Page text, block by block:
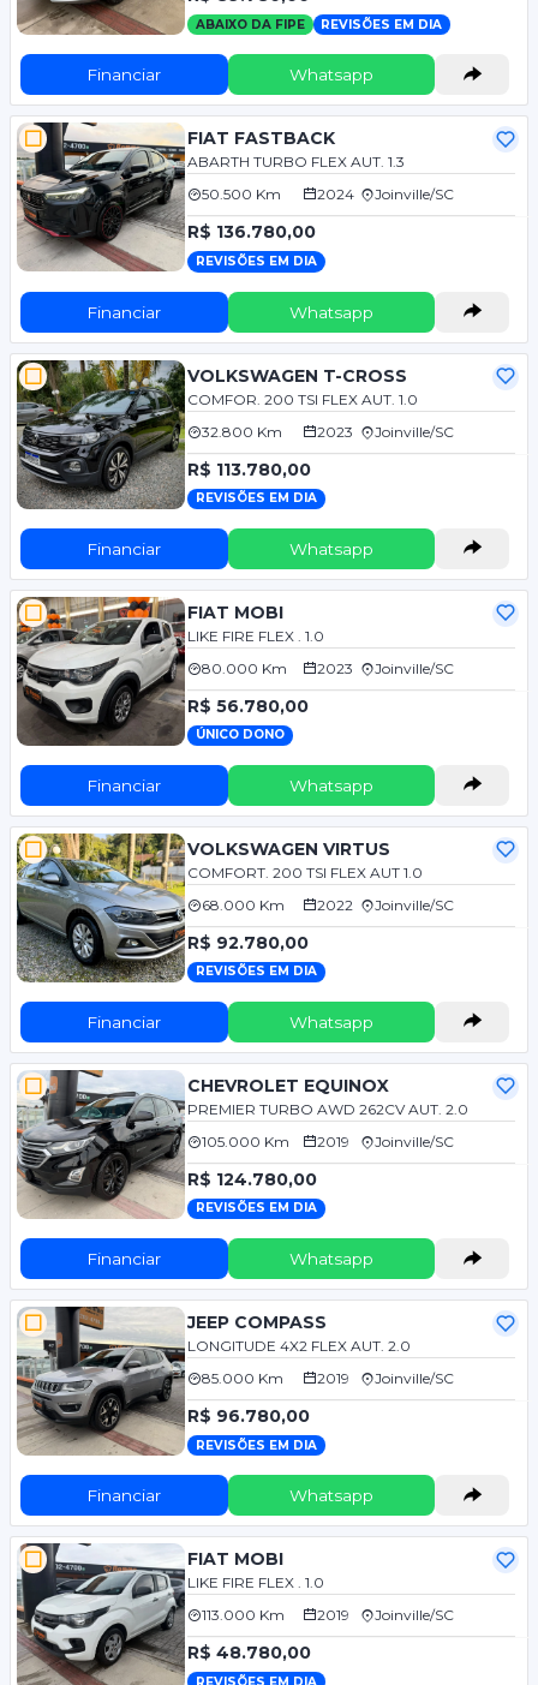
ABAIXO DA FIPE REVISÕES EM DIA
Financiar Whatsapp
FIAT FASTBACK
ABARTH TURBO FLEX AUT. 1.3
50.500 Km
2024 Joinville/SC
R$ 136.780,00
REVISÕES EM DIA
Financiar Whatsapp
VOLKSWAGEN T-CROSS
COMFOR. 200 TSI FLEX AUT. 1.0
32.800 Km
2023 Joinville/SC
R$ 113.780,00
REVISÕES EM DIA
Financiar Whatsapp
FIAT MOBI
LIKE FIRE FLEX . 1.0
80.000 Km
2023 Joinville/SC
R$ 56.780,00
ÚNICO DONO
Financiar Whatsapp
VOLKSWAGEN VIRTUS
COMFORT. 200 TSI FLEX AUT 1.0
68.000 Km
2022 Joinville/SC
R$ 92.780,00
REVISÕES EM DIA
Financiar Whatsapp
CHEVROLET EQUINOX
PREMIER TURBO AWD 262CV AUT. 2.0
105.000 Km
2019 Joinville/SC
R$ 124.780,00
REVISÕES EM DIA
Financiar Whatsapp
JEEP COMPASS
LONGITUDE 4X2 FLEX AUT. 2.0
85.000 Km
2019 Joinville/SC
R$ 96.780,00
REVISÕES EM DIA
Financiar Whatsapp
FIAT MOBI
LIKE FIRE FLEX . 1.0
113.000 Km
2019 Joinville/SC
R$ 48.780,00
REVISÕES EM DIA